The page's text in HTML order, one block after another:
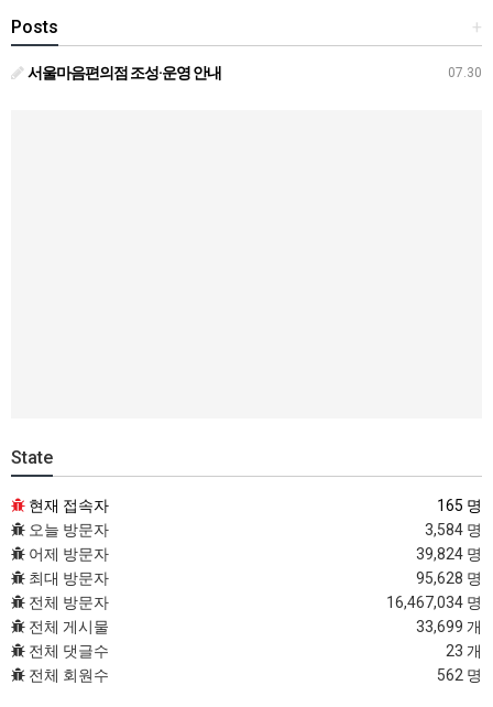
+
Posts
07.30
서울마음편의점 조성·운영 안내
State
현재 접속자
165 명
오늘 방문자
3,584 명
어제 방문자
39,824 명
최대 방문자
95,628 명
전체 방문자
16,467,034 명
전체 게시물
33,699 개
전체 댓글수
23 개
전체 회원수
562 명